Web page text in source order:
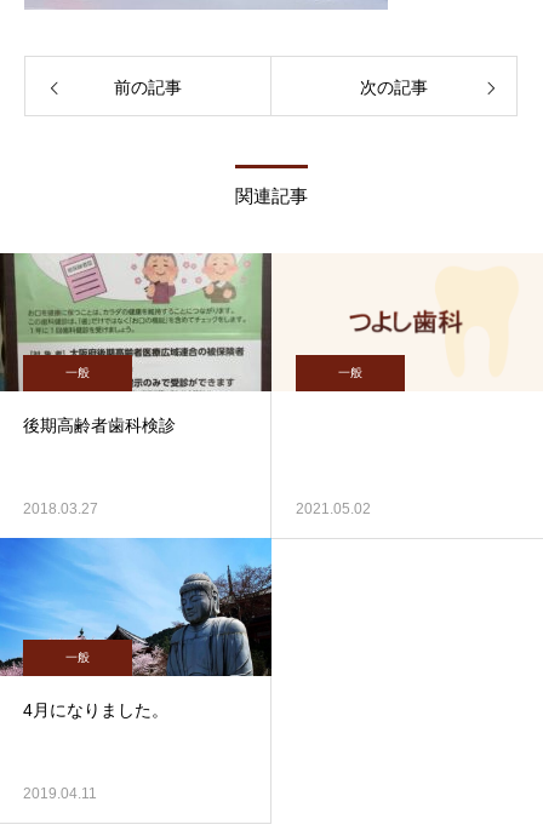
前の記事 次の記事
関連記事
一般
後期高齢者歯科検診
2018.03.27
一般
2021.05.02
一般
4月になりました。
2019.04.11